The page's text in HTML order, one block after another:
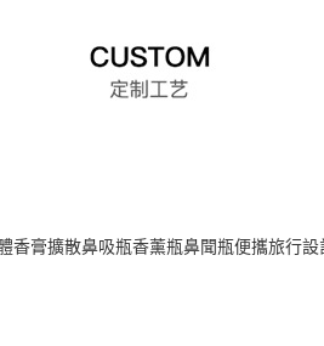
香膏擴散鼻吸瓶香薰瓶鼻聞瓶便攜旅行設